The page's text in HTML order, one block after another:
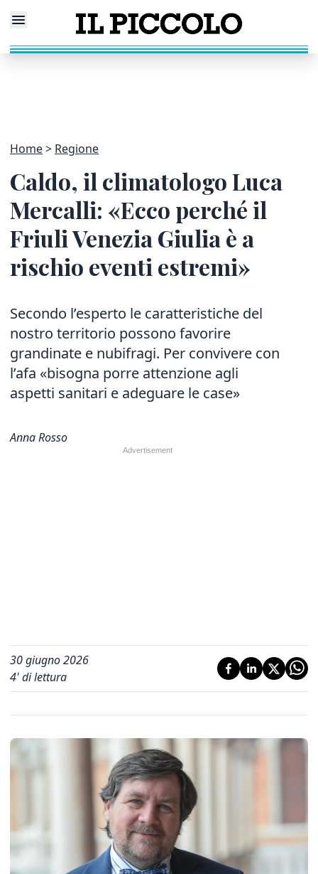
Home Regione
Caldo, il climatologo Luca
Mercalli: «Ecco perché il
Friuli Venezia Giulia è a
rischio eventi estremi»
Secondo l’esperto le caratteristiche del
nostro territorio possono favorire
grandinate e nubifragi. Per convivere con
l’afa «bisogna porre attenzione agli
aspetti sanitari e adeguare le case»
Anna Rosso
30 giugno 2026
4' di lettura